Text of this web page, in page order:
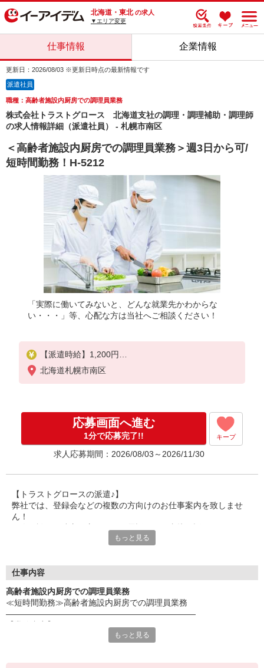
北海道・東北 の求人
▼エリア変更
仕事情報 企業情報
更新日：2026/08/03 ※更新日時点の最新情報です
派遣社員
職種：高齢者施設内厨房での調理員業務
株式会社トラストグロース 北海道支社の調理・調理補助・調理師
の求人情報詳細（派遣社員） - 札幌市南区
＜高齢者施設内厨房での調理員業務＞週3日から可/
短時間勤務！H-5212
「実際に働いてみないと、どんな就業先かわからな
い・・・」等、心配な方は当社へご相談ください！
【派遣時給】1,200円
交通費別途支給
北海道札幌市南区
応募画面へ進む
1分で応募完了!! キープ
求人応募期間：2026/08/03～2026/11/30
【トラストグロースの派遣♪】
弊社では、登録会などの複数の方向けのお仕事案内を致しませ
ん！
だき、スタッフ様の希望を最大限考慮してお仕事のご提案を行っ
更に！就業中のフォローアップも万全！企業と求職者のかけ橋に
《応募の流れ》
Web又は電話応募（0120-373-703）
弊社応募担当からの電話で希望条件確認
企業とのマッチング
もっと見る
仕事内容
高齢者施設内厨房での調理員業務
≪短時間勤務≫高齢者施設内厨房での調理員業務
―――――――――――――――――――――――
高齢者施設内厨房にて調理業務をお願いいたします。
もっと見る